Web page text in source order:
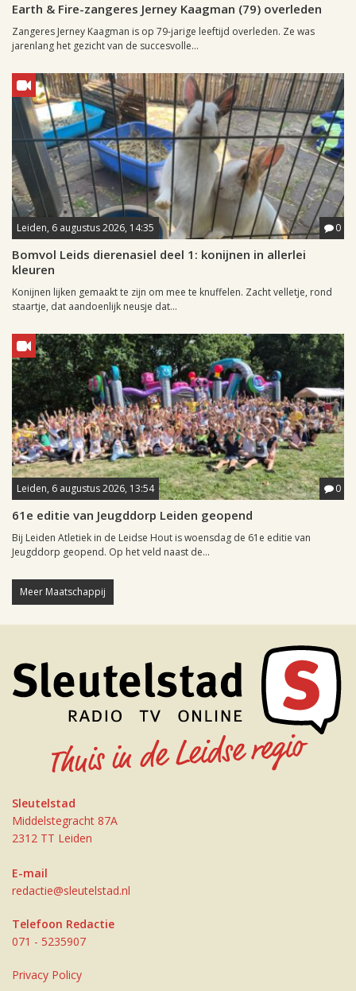
Earth & Fire-zangeres Jerney Kaagman (79) overleden
Zangeres Jerney Kaagman is op 79-jarige leeftijd overleden. Ze was
jarenlang het gezicht van de succesvolle...
Leiden, 6 augustus 2026, 14:35 0
Bomvol Leids dierenasiel deel 1: konijnen in allerlei
kleuren
Konijnen lijken gemaakt te zijn om mee te knuffelen. Zacht velletje, rond
staartje, dat aandoenlijk neusje dat...
Leiden, 6 augustus 2026, 13:54 0
61e editie van Jeugddorp Leiden geopend
Bij Leiden Atletiek in de Leidse Hout is woensdag de 61e editie van
Jeugddorp geopend. Op het veld naast de...
Meer Maatschappij
Sleutelstad
Middelstegracht 87A
2312 TT Leiden
E-mail
redactie@sleutelstad.nl
Telefoon Redactie
071 - 5235907
Privacy Policy